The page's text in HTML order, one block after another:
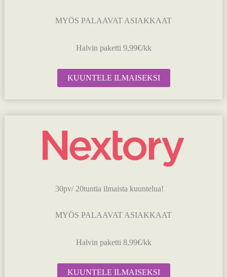
MYÖS PALAAVAT ASIAKKAAT
Halvin paketti 9,99€/kk
KUUNTELE ILMAISEKSI
30pv/ 20tuntia ilmaista kuuntelua!
MYÖS PALAAVAT ASIAKKAAT
Halvin paketti 8,99€/kk
KUUNTELE ILMAISEKSI